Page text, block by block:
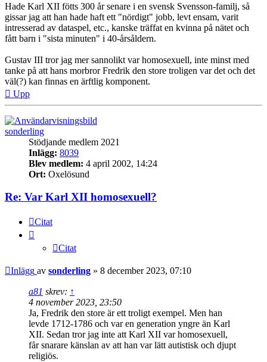
Hade Karl XII fötts 300 år senare i en svensk Svensson-familj, så
gissar jag att han hade haft ett "nördigt" jobb, levt ensam, varit
intresserad av dataspel, etc., kanske träffat en kvinna på nätet och
fått barn i "sista minuten" i 40-årsåldern.
Gustav III tror jag mer sannolikt var homosexuell, inte minst med
tanke på att hans morbror Fredrik den store troligen var det och det
väl(?) kan finnas en ärftlig komponent.
Upp
sonderling
Stödjande medlem 2021
Inlägg: 8039
Blev medlem: 4 april 2002, 14:24
Ort: Oxelösund
Re: Var Karl XII homosexuell?
Citat
Citat
Inlägg av sonderling » 8 december 2023, 07:10
a81 skrev: ↑
4 november 2023, 23:50
Ja, Fredrik den store är ett troligt exempel. Men han
levde 1712-1786 och var en generation yngre än Karl
XII. Sedan tror jag inte att Karl XII var homosexuell,
får snarare känslan av att han var lätt autistisk och djupt
religiös.